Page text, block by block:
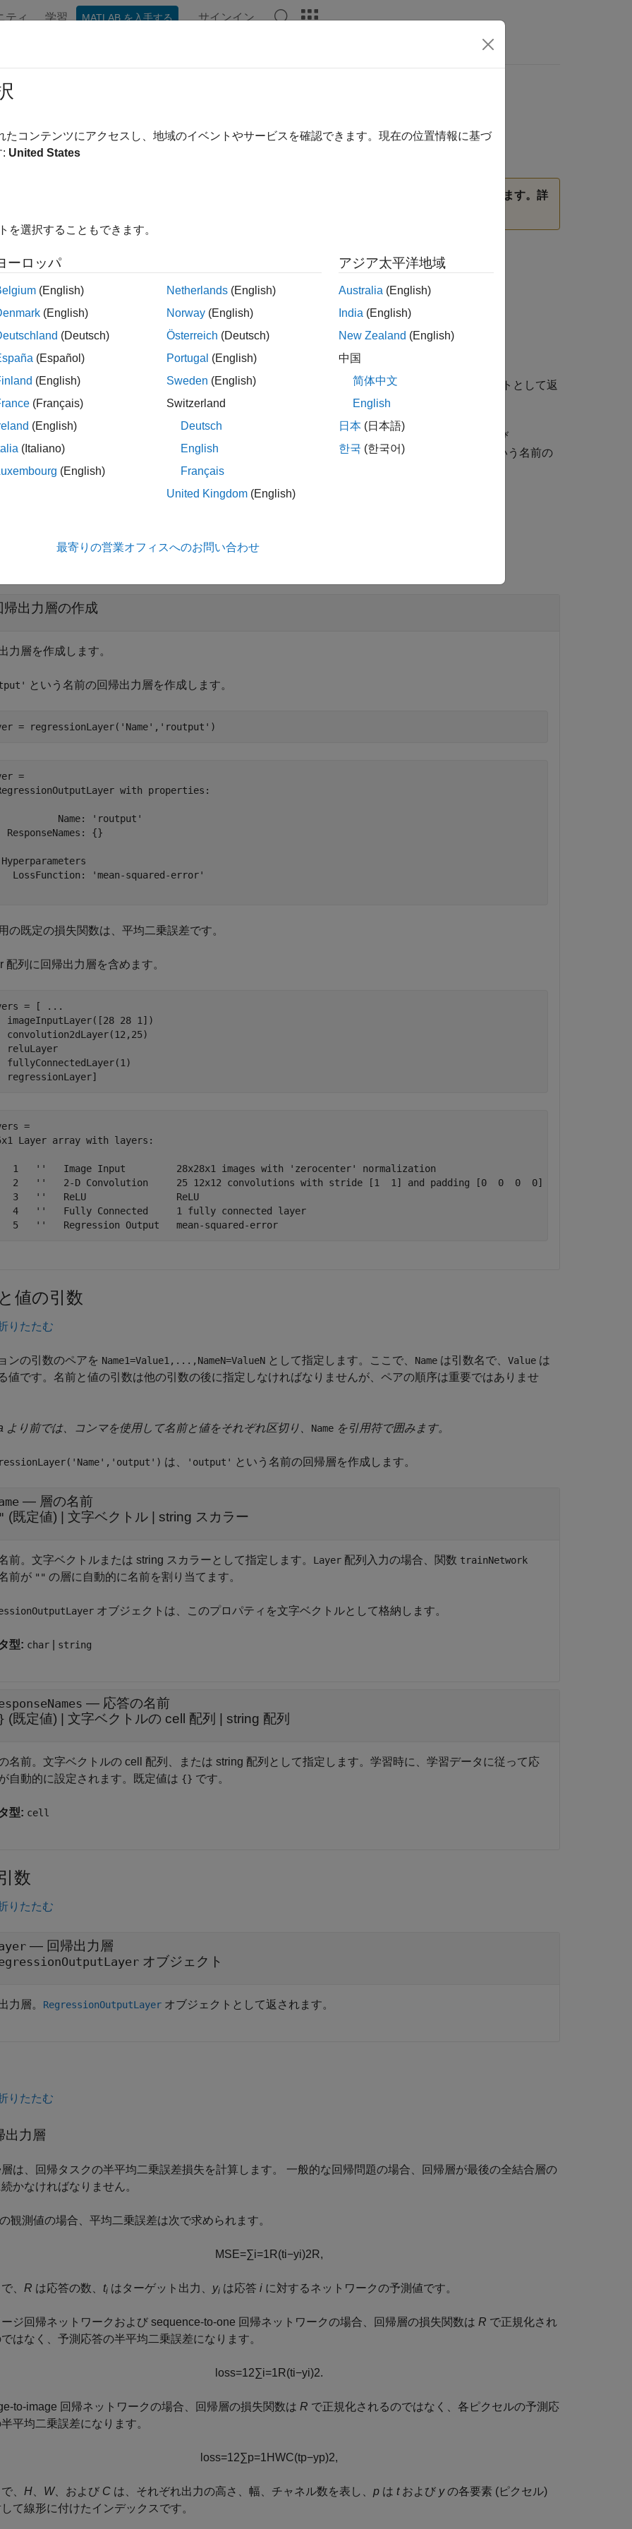
ティ 学習 MATLAB を入手する サインイン
回帰出力層
に設定します。詳
regressionLayer
、回帰タスクの半平均二乗誤差損失を計算します。
regressionLayer は、ニューラル ネットワークの回帰出力層を RegressionOutputLayer
オブジェクトとして返
は、名前と値のペアを使用して、オプションの プロパティおよび
プロパティを設定します。たとえば、 regressionLayer('Name','output')
という名前の
作成します。各プロパティ名を一重引用符で囲みます。
帰出力層の作成
力層を作成します。
という名前の回帰出力層を作成します。
= regressionLayer( 'Name' , 'routput' )
=
with properties:
Name: 'routput'
ResponseNames: {}
LossFunction: 'mean-squared-error'
の既定の損失関数は、平均二乗誤差です。
配列に回帰出力層を含めます。
= [
...
imageInputLayer([28 28 1])
convolution2dLayer(12,25)
reluLayer
fullyConnectedLayer(1)
regressionLayer]
=
Layer array with layers:
1   ''   Image Input         28x28x1 images with 'zerocenter' normalization
2   ''   2-D Convolution     25 12x12 convolutions with stride [1  1] and padding [0  0  0  0]
3   ''   ReLU                ReLU
4   ''   Fully Connected     1 fully connected layer
値の引数
りたたむ
ンの引数のペアを Name1=Value1,...,NameN=ValueN として指定します。ここで、 Name は引数名で、 Value は
値です。名前と値の引数は他の引数の後に指定しなければなりませんが、ペアの順序は重要ではありませ
より前では、コンマを使用して名前と値をそれぞれ区切り、 Name を引用符で囲みます。
は、 'output' という名前の回帰層を作成します。
— 層の名前
(既定値) | 文字ベクトル string スカラー
前。文字ベクトルまたは string スカラーとして指定します。 Layer 配列入力の場合、関数 trainNetwork
前が "" の層に自動的に名前を割り当てます。
オブジェクトは、このプロパティを文字ベクトルとして格納します。
型: char string
— 応答の名前
(既定値) | 文字ベクトルの cell 配列 string 配列
名前。文字ベクトルの cell 配列、または string 配列として指定します。学習時に、学習データに従って応
自動的に設定されます。既定値は {} です。
型: cell
数
りたたむ
— 回帰出力層
オブジェクト
力層。 RegressionOutputLayer オブジェクトとして返されます。
りたたむ
出力層
層は、回帰タスクの半平均二乗誤差損失を計算します。
一般的な回帰問題の場合、回帰層が最後の全結合層の
かなければなりません。
観測値の場合、平均二乗誤差は次で求められます。
MSE=∑i=1 R(ti−yi)2 R,
、 R は応答の数、 ti はターゲット出力、 yi は応答 i に対するネットワークの予測値です。
ジ回帰ネットワークおよび sequence-to-one 回帰ネットワークの場合、回帰層の損失関数は R で正規化され
はなく、予測応答の半平均二乗誤差になります。
loss=1 2∑i=1 R(ti−yi)2.
to-image 回帰ネットワークの場合、回帰層の損失関数は R で正規化されるのではなく、各ピクセルの予測応
平均二乗誤差になります。
loss=1 2∑p=1 HWC(tp−yp)2,
、 H W、および C は、それぞれ出力の高さ、幅、チャネル数を表し、 p は tおよび yの各要素 (ピクセル)
て線形に付けたインデックスです。
たコンテンツにアクセスし、地域のイベントやサービスを確認できます。現在の位置情報に基づ
: United States
を選択することもできます。
ーロッパ
(English)
(English)
(Deutsch)
(Español)
(English)
(Français)
(English)
(Italiano)
(English)
Netherlands (English)
Norway (English)
Österreich (Deutsch)
Portugal (English)
Sweden (English)
Switzerland
Deutsch
English
Français
United Kingdom (English)
アジア太平洋地域
Australia (English)
India (English)
New Zealand (English)
中国
简体中文
English
日本 (日本語)
한국 (한국어)
最寄りの営業オフィスへのお問い合わせ